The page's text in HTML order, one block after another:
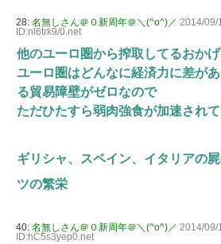
28: 名無しさん＠０新周年＠＼(^o^)／ 2014/09/
ID:nl6trk9/0.net
他のユーロ圏から搾取してるおかげ
ユーロ圏はどんなに経済力に差が
る貿易障壁がゼロなので
ただひたすら弱肉強食が加速され
ギリシャ、スペイン、イタリアの
ツの繁栄
40: 名無しさん＠０新周年＠＼(^o^)／ 2014/09/
ID:hC5s3yep0.net